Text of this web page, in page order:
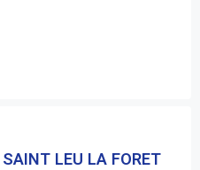
LEU LA FORET